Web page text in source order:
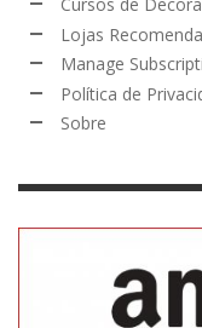
Lojas
Manage
Política de
Sobre